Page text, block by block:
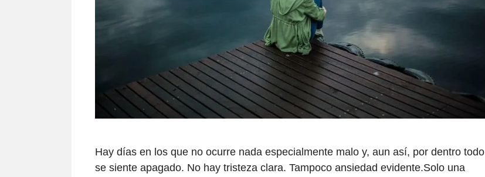
Hay días en los que no ocurre nada especialmente malo y, aun así, por dentro todo
se siente apagado. No hay tristeza clara. Tampoco ansiedad evidente.Solo una